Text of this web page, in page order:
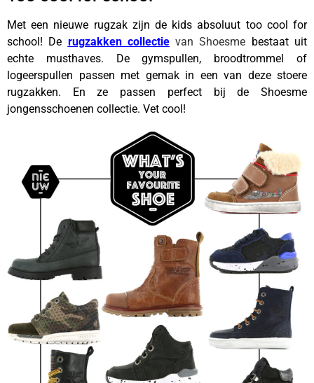
Met een nieuwe rugzak zijn de kids absoluut too cool for
school! De rugzakken collectievan Shoesme bestaat uit
echte musthaves. De gymspullen, broodtrommel of
logeerspullen passen met gemak in een van deze stoere
rugzakken. En ze passen perfect bij de Shoesme
jongensschoenen collectie. Vet cool!